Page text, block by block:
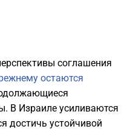
соглашения
остаются
В Израиле усиливаются
достичь устойчивой